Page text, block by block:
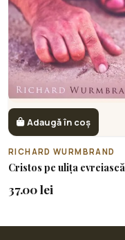
Adaugă în coș
RICHARD WURMBRAND
Cristos pe ulița evreiască
37.00 lei